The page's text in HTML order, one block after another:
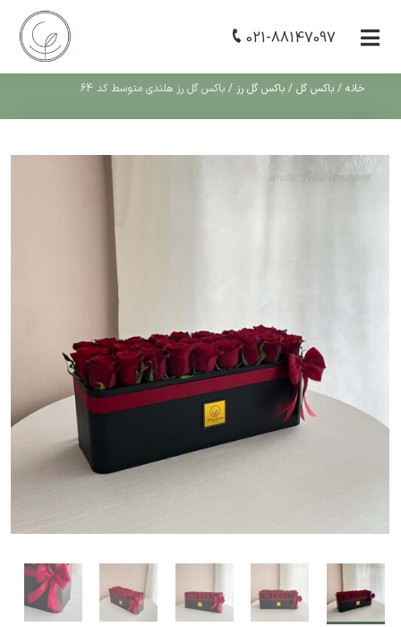
021-88147097
خانه / باکس گل / باکس گل رز / باکس گل رز هلندی متوسط کد 64